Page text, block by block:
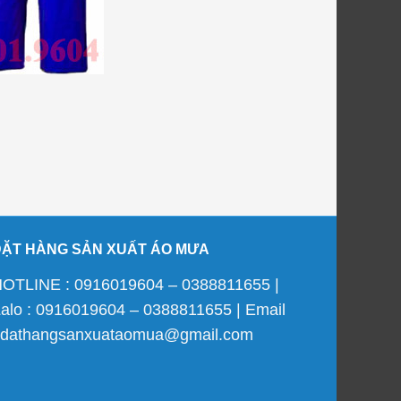
HÀNG SẢN XUẤT ÁO MƯA
: 0916019604 – 0388811655 |
: 0916019604 – 0388811655 | Email